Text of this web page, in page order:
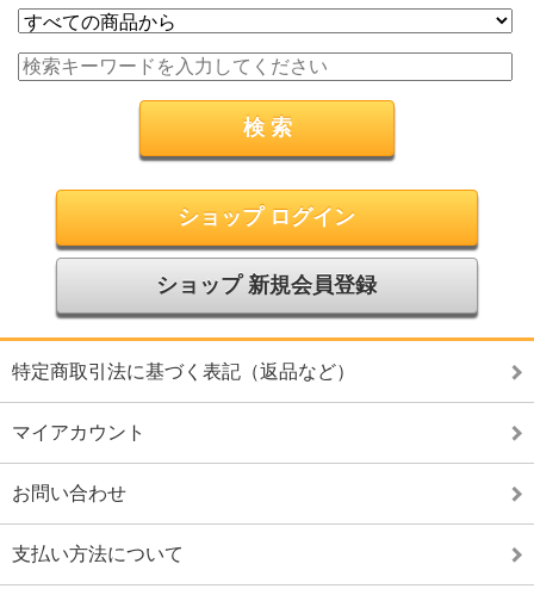
ショップ ログイン
ショップ 新規会員登録
特定商取引法に基づく表記（返品など）
マイアカウント
お問い合わせ
支払い方法について